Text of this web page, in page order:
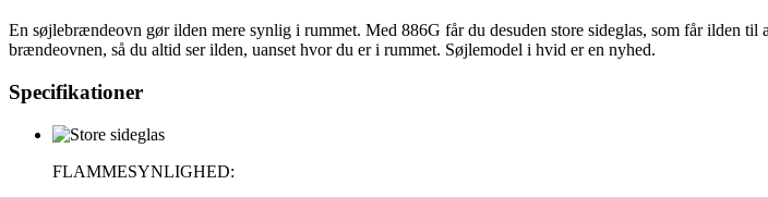
En søjlebrændeovn gør ilden mere synlig i rummet. Med 886G får du desuden store sideglas, som får ilden
brændeovnen, så du altid ser ilden, uanset hvor du er i rummet. Søjlemodel i hvid er en nyhed.
Specifikationer
FLAMMESYNLIGHED: